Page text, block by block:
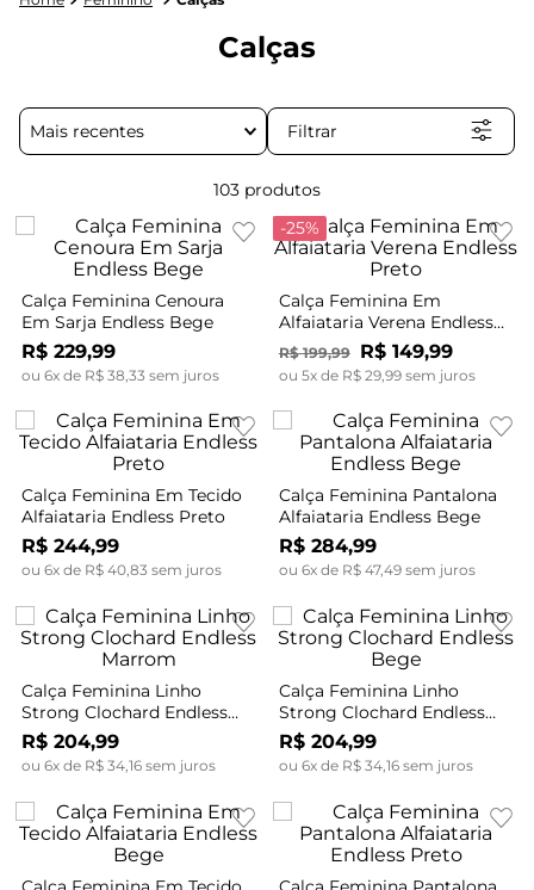
Calças
Mais recentes Filtrar
103 produtos
Calça Feminina Cenoura
Em Sarja Endless Bege
R$ 229,99
ou 6x de R$ 38 33 sem juros
-25%
Calça Feminina Em
Alfaiataria Verena Endless
Preto
R$ 199,99 R$ 149,99
ou 5x de R$ 29, 99sem juros
Calça Feminina Em Tecido
Alfaiataria Endless Preto
R$ 244,99
ou 6x de R$ 40,83 sem juros
Calça Feminina Pantalona
Alfaiataria Endless Bege
R$ 284,99
ou 6x de R$ 47,49sem juros
Calça Feminina Linho
Strong Clochard Endless
Marrom
R$ 204,99
ou 6x de R$ 34, 16sem juros
Calça Feminina Linho
Strong Clochard Endless
Bege
R$ 204,99
ou 6x de R$ 34, 16sem juros